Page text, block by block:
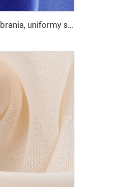
Wysokiej jakości tkanina na ubrania, uniformy szkolne, tkanina w prążki tańsza